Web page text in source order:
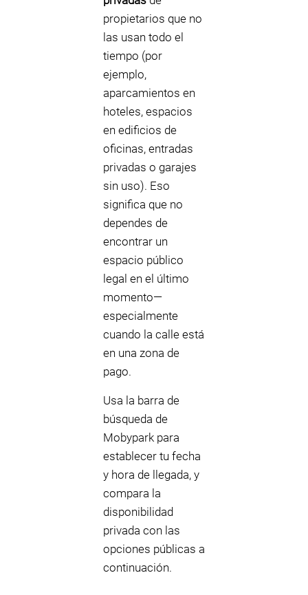
propietarios que no
las usan todo el
tiempo (por
ejemplo,
aparcamientos en
hoteles, espacios
en edificios de
oficinas, entradas
privadas o garajes
sin uso). Eso
significa que no
dependes de
encontrar un
espacio público
legal en el último
momento—
especialmente
cuando la calle está
en una zona de
pago.
Usa la barra de
búsqueda de
Mobypark para
establecer tu fecha
y hora de llegada, y
compara la
disponibilidad
privada con las
opciones públicas a
continuación.